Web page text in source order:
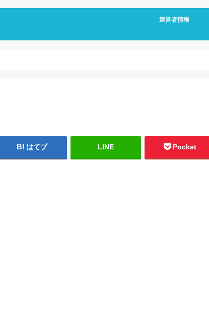
運営者情報
はてブ LINE Pocket